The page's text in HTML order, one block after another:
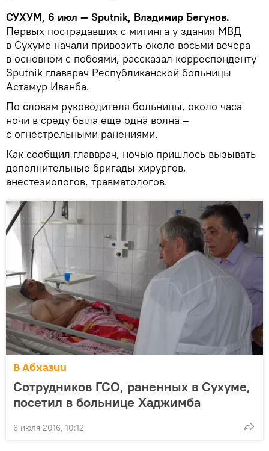
СУХУМ, 6 июл — Sputnik, Владимир Бегунов.
Первых пострадавших с митинга у здания МВД
в Сухуме начали привозить около восьми вечера
в основном с побоями, рассказал корреспонденту
Sputnik главврач Республиканской больницы
Астамур Иванба.
По словам руководителя больницы, около часа
ночи в среду была еще одна волна –
с огнестрельными ранениями.
Как сообщил главврач, ночью пришлось вызывать
дополнительные бригады хирургов,
анестезиологов, травматологов.
В Абхазии
Сотрудников ГСО, раненных в Сухуме,
посетил в больнице Хаджимба
6 июля 2016, 10:12